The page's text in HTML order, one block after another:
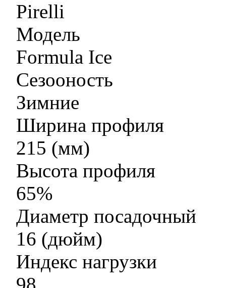
Pirelli
Модель
Formula Ice
Сезооность
Зимние
Ширина профиля
215 (мм)
Высота профиля
65%
Диаметр посадочный
16 (дюйм)
Индекс нагрузки